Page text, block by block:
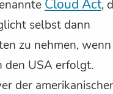
Cloud Act,
selbst dann
zu nehmen, wenn
den USA erfolgt.
der